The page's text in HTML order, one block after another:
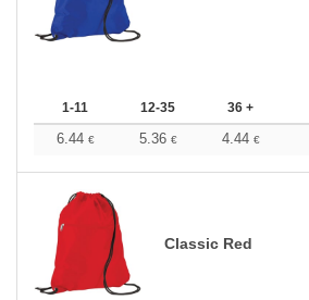
1-11 12-35 36 +
6.44 € 5.36 € 4.44 €
Classic Red